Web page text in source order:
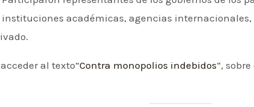
académicas, agencias
al texto”Contra monopolios indebidos“,